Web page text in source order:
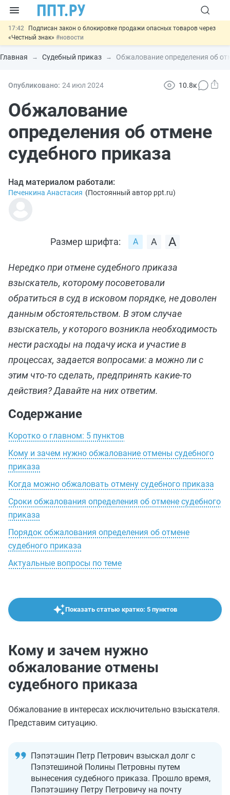
17:42
Подписан закон о блокировке продажи опасных товаров через
«Честный знак» #новости
17:17 Дистанционную работу беременных пропишут в ТК РФ#новости
15:25 Изменят правила контроля за подрядчиками ИЖС с эскроу-
11:31
отношений#новости
Главная Судебный приказ Обжалование определения об
Опубликовано: 24 июл 2024 10.8к
Обжалование
определения об отмене
судебного приказа
Над материалом работали:
Печенкина Анастасия (Постоянный автор ppt.ru)
Размер шрифта:
Нередко при отмене судебного приказа
взыскатель, которому посоветовали
обратиться в суд в исковом порядке, не доволен
данным обстоятельством. В этом случае
взыскатель, у которого возникла необходимость
нести расходы на подачу иска и участие в
процессах, задается вопросами: а можно ли с
этим что-то сделать, предпринять какие-то
действия? Давайте на них ответим.
Содержание
Коротко о главном: 5 пунктов
Кому и зачем нужно обжалование отмены судебного
приказа
Когда можно обжаловать отмену судебного приказа
Сроки обжалования определения об отмене судебного
приказа
Порядок обжалования определения об отмене
судебного приказа
Актуальные вопросы по теме
Показать статью кратко: 5 пунктов
Кому и зачем нужно
обжалование отмены
судебного приказа
Обжалование в интересах исключительно взыскателя.
Представим ситуацию.
Пэпэтэшин Петр Петрович взыскал долг с
Пэпэтешиной Полины Петровны путем
вынесения судебного приказа. Прошло время,
Пэпэтэшину Петру Петровичу на почту